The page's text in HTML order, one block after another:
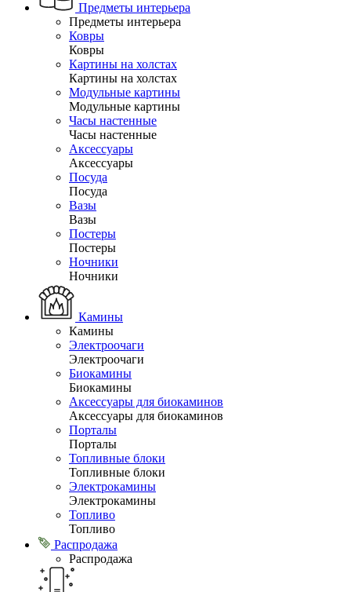
Предметы интерьера
Предметы интерьера
Ковры
Ковры
Картины на холстах
Картины на холстах
Модульные картины
Модульные картины
Часы настенные
Часы настенные
Аксессуары
Аксессуары
Посуда
Посуда
Вазы
Вазы
Постеры
Постеры
Ночники
Ночники
Камины
Камины
Электроочаги
Электроочаги
Биокамины
Биокамины
Аксессуары для биокаминов
Аксессуары для биокаминов
Порталы
Порталы
Топливные блоки
Топливные блоки
Электрокамины
Электрокамины
Топливо
Топливо
Распродажа
Распродажа